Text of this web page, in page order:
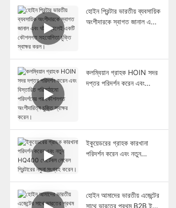
হোইন প্রিন্টার ভারতীয় ব্যবসায়িক
অংশীদারকে স্বাগত জানাল এবং
কলম্বিয়ান গ্রাহক HOIN সদর
দপ্তর পরিদর্শন করেন এবং
ইকুয়েডরের গ্রাহক কারখানা
পরিদর্শন করেন এবং নতুন
হোইন আমাদের ভারতীয় এজেন্টের
সাথে ভারতের প্রথম B2B ই-